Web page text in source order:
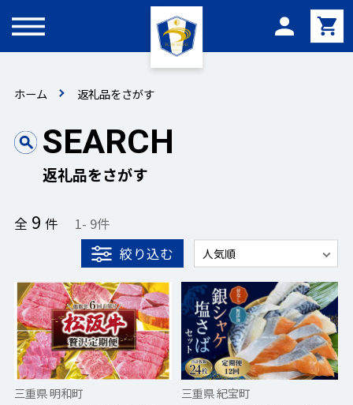
メニュー
ホーム 返礼品をさがす
SEARCH
返礼品をさがす
全 9 件 1- 9件
絞り込む
三重県 明和町 三重県 紀宝町